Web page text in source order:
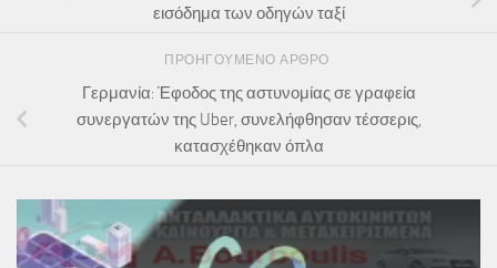
εισόδημα των οδηγών ταξί
ΠΡΟΗΓΟΎΜΕΝΟ ΆΡΘΡΟ
Γερμανία: Έφοδος της αστυνομίας σε γραφεία
συνεργατών της Uber, συνελήφθησαν τέσσερις,
κατασχέθηκαν όπλα